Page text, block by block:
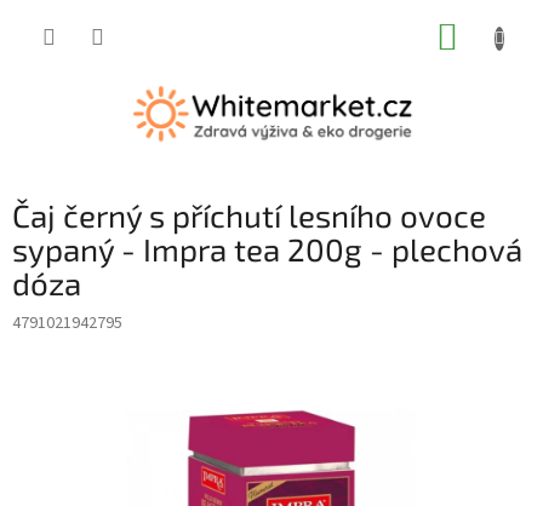
Čaj černý s příchutí lesního ovoce
sypaný - Impra tea 200g - plechová
dóza
4791021942795